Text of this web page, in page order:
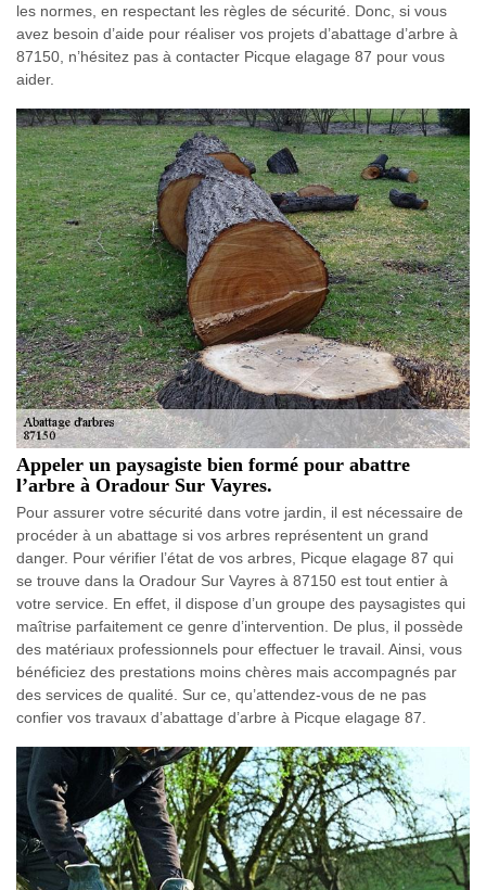
les normes, en respectant les règles de sécurité. Donc, si vous
avez besoin d’aide pour réaliser vos projets d’abattage d’arbre à
87150, n’hésitez pas à contacter Picque elagage 87 pour vous
aider.
Appeler un paysagiste bien formé pour abattre
l’arbre à Oradour Sur Vayres.
Pour assurer votre sécurité dans votre jardin, il est nécessaire de
procéder à un abattage si vos arbres représentent un grand
danger. Pour vérifier l’état de vos arbres, Picque elagage 87 qui
se trouve dans la Oradour Sur Vayres à 87150 est tout entier à
votre service. En effet, il dispose d’un groupe des paysagistes qui
maîtrise parfaitement ce genre d’intervention. De plus, il possède
des matériaux professionnels pour effectuer le travail. Ainsi, vous
bénéficiez des prestations moins chères mais accompagnés par
des services de qualité. Sur ce, qu’attendez-vous de ne pas
confier vos travaux d’abattage d’arbre à Picque elagage 87.